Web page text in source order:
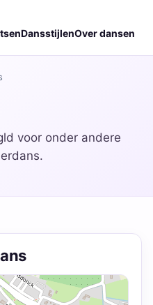
DansstijlenOver dansen
voor onder andere